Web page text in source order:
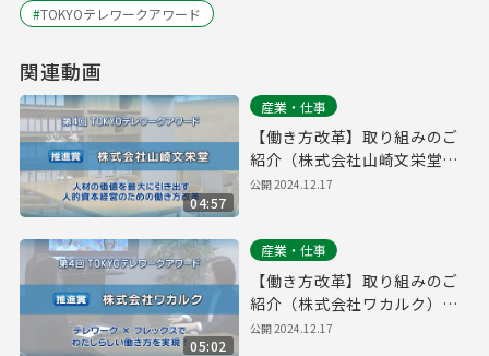
#TOKYOテレワークアワード
関連動画
04:57
産業・仕事
【働き方改革】取り組みのご
紹介（株式会社山崎文栄堂）
｜第４回「TOKYOテレワーク
公開2024.12.17
05:02
産業・仕事
【働き方改革】取り組みのご
紹介（株式会社ワカルク）｜
第４回「TOKYOテレワークア
公開2024.12.17